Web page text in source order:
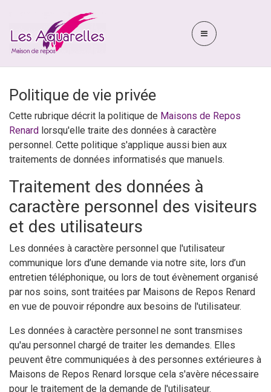
Politique de vie privée
Cette rubrique décrit la politique de Maisons de Repos
Renard lorsqu'elle traite des données à caractère
personnel. Cette politique s'applique aussi bien aux
traitements de données informatisés que manuels.
Traitement des données à
caractère personnel des visiteurs
et des utilisateurs
Les données à caractère personnel que l'utilisateur
communique lors d’une demande via notre site, lors d’un
entretien téléphonique, ou lors de tout évènement organisé
par nos soins, sont traitées par Maisons de Repos Renard
en vue de pouvoir répondre aux besoins de l'utilisateur.
Les données à caractère personnel ne sont transmises
qu'au personnel chargé de traiter les demandes. Elles
peuvent être communiquées à des personnes extérieures à
Maisons de Repos Renard lorsque cela s'avère nécessaire
pour le traitement de la demande de l'utilisateur.